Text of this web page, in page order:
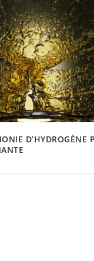
D’HYDROGÈNE